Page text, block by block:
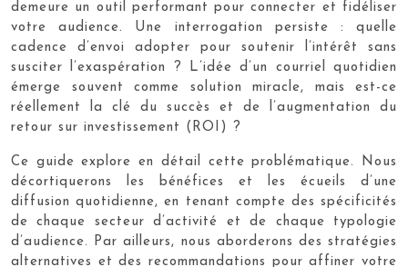
demeure un outil performant pour connecter et fidéliser
votre audience. Une interrogation persiste : quelle
cadence d’envoi adopter pour soutenir l’intérêt sans
susciter l’exaspération ? L’idée d’un courriel quotidien
émerge souvent comme solution miracle, mais est-ce
réellement la clé du succès et de l’augmentation du
retour sur investissement (ROI) ?
Ce guide explore en détail cette problématique. Nous
décortiquerons les bénéfices et les écueils d’une
diffusion quotidienne, en tenant compte des spécificités
de chaque secteur d’activité et de chaque typologie
d’audience. Par ailleurs, nous aborderons des stratégies
alternatives et des recommandations pour affiner votre